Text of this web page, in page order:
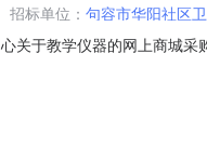
招标单位： 句容市华阳社区
关于教学仪器的网上商城
名称:江苏省镇江市句容市